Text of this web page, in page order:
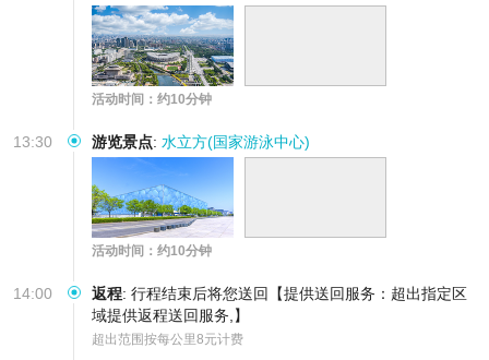
活动时间：约10分钟
13:30 游览景点: 水立方(国家游泳中心)
活动时间：约10分钟
14:00 返程: 行程结束后将您送回【提供送回服务：超出指定区
域提供返程送回服务,】
超出范围按每公里8元计费